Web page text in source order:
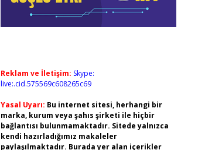
Reklam ve İletişim: Skype:
live:.cid.575569c608265c69
Yasal Uyarı: Bu internet sitesi, herhangi bir
marka, kurum veya şahıs şirketi ile hiçbir
bağlantısı bulunmamaktadır. Sitede yalnızca
kendi hazırladığımız makaleler
paylaşılmaktadır. Burada yer alan içerikler